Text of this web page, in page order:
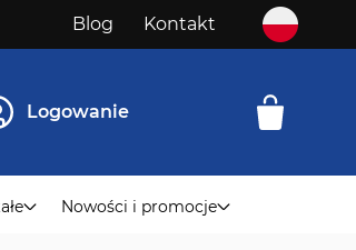
Blog Kontakt
Logowanie
Nowości i promocje